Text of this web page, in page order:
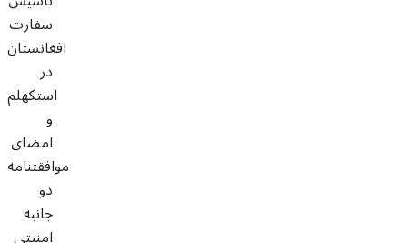
سفارت
افغانستان
در
استکهلم
و
امضای
موافقتنامه
دو
جانبه